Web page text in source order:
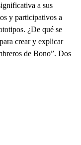
a sus
y participativos a
¿De qué se
crear y explicar
de Bono”. Dos